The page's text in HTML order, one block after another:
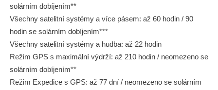
solárním dobíjením**
Všechny satelitní systémy a více pásem: až 60 hodin / 90
hodin se solárním dobíjením***
Všechny satelitní systémy a hudba: až 22 hodin
Režim GPS s maximální výdrží: až 210 hodin / neomezeno se
solárním dobíjením**
Režim Expedice s GPS: až 77 dní / neomezeno se solárním